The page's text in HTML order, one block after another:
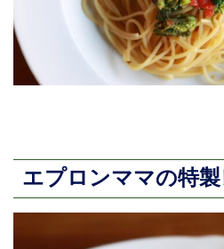
エプロンママの特